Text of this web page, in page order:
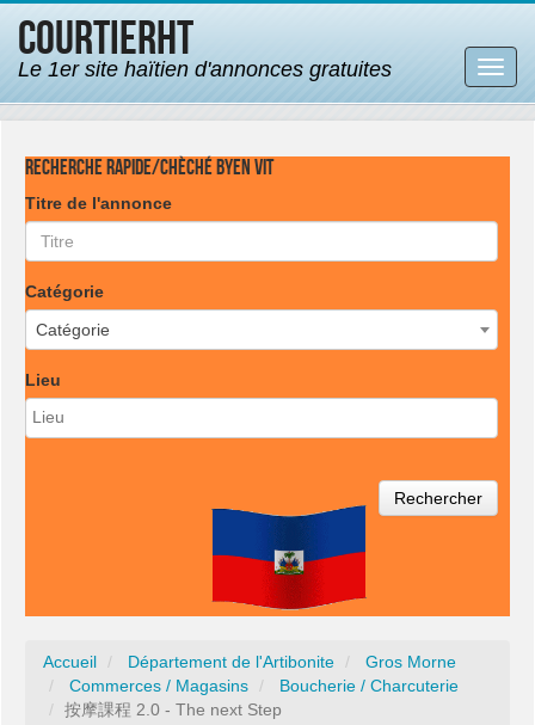
CourtierHT
Le 1er site haïtien d'annonces gratuites
la
Recherche rapide/Chèché byen vit
Titre de l'annonce
Catégorie
Catégorie
Lieu
Rechercher
Accueil Département de l'Artibonite
Gros Morne
Commerces / Magasins
Boucherie / Charcuterie
按摩課程 2.0 - The next Step